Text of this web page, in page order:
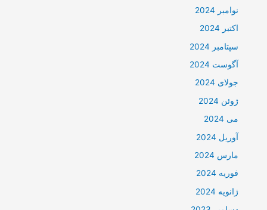
نوامبر 2024
اکتبر 2024
سپتامبر 2024
آگوست 2024
جولای 2024
ژوئن 2024
می 2024
آوریل 2024
مارس 2024
فوریه 2024
ژانویه 2024